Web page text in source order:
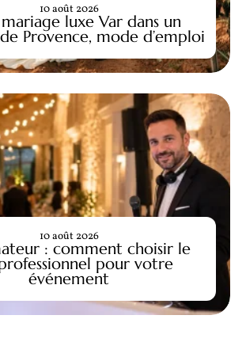
luxe Var dans un
Provence, mode d’emploi
10 août 2026
: comment choisir le
pour votre
événement
10 août 2026